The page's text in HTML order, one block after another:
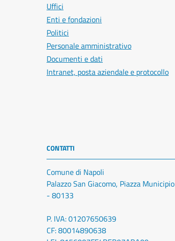
Uffici
Enti e fondazioni
Politici
Personale amministrativo
Documenti e dati
Intranet, posta aziendale e protocollo
CONTATTI
Comune di Napoli
Palazzo San Giacomo, Piazza Municipio
- 80133
P. IVA: 01207650639
CF: 80014890638